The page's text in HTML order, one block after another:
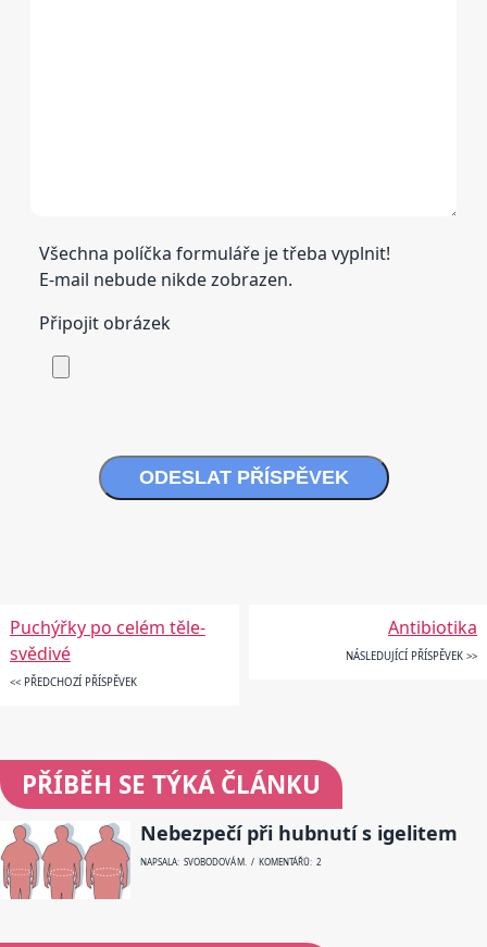
Všechna políčka formuláře je třeba vyplnit!
E-mail nebude nikde zobrazen.
Připojit obrázek
ODESLAT PŘÍSPĚVEK
Puchýřky po celém těle-
svědivé
<< PŘEDCHOZÍ PŘÍSPĚVEK
Antibiotika
NÁSLEDUJÍCÍ PŘÍSPĚVEK >>
PŘÍBĚH SE TÝKÁ ČLÁNKU
Nebezpečí při hubnutí s igelitem
NAPSALA: SVOBODOVÁ M. / KOMENTÁŘŮ: 2